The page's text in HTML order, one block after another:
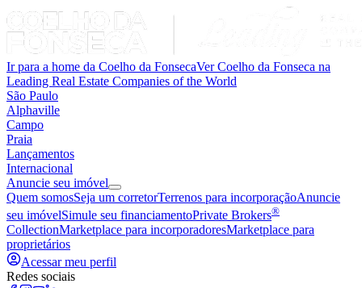
Ir para a home da Coelho da FonsecaVer Coelho da Fonseca na
Leading Real Estate Companies of the World
São Paulo
Alphaville
Campo
Praia
Lançamentos
Internacional
Anuncie seu imóvel
Quem somosSeja um corretorTerrenos para incorporaçãoAnuncie
seu imóvelSimule seu financiamentoPrivate Brokers®
CollectionMarketplace para incorporadoresMarketplace para
proprietários
Acessar meu perfil
Redes sociais